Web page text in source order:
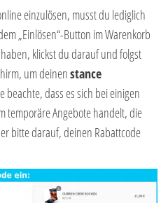
einzulösen, musst du lediglich
„Einlösen“-Button im Warenkorb
klickst du darauf und folgst
um deinenstance
beachte, dass es sich bei einigen
temporäre Angebote handelt, die
bitte darauf, deinen Rabattcode